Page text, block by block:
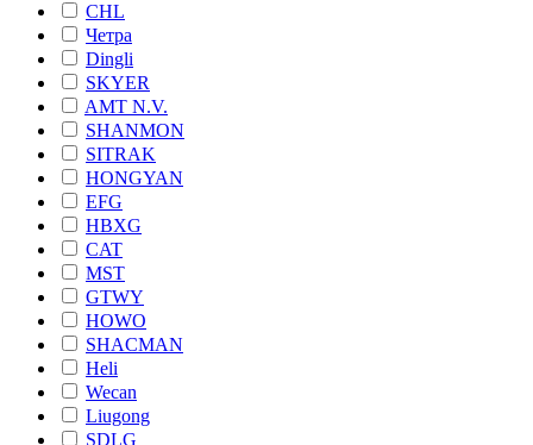
CHL
Четра
Dingli
SKYER
AMT N.V.
SHANMON
SITRAK
HONGYAN
EFG
HBXG
CAT
MST
GTWY
HOWO
SHACMAN
Heli
Wecan
Liugong
SDLG